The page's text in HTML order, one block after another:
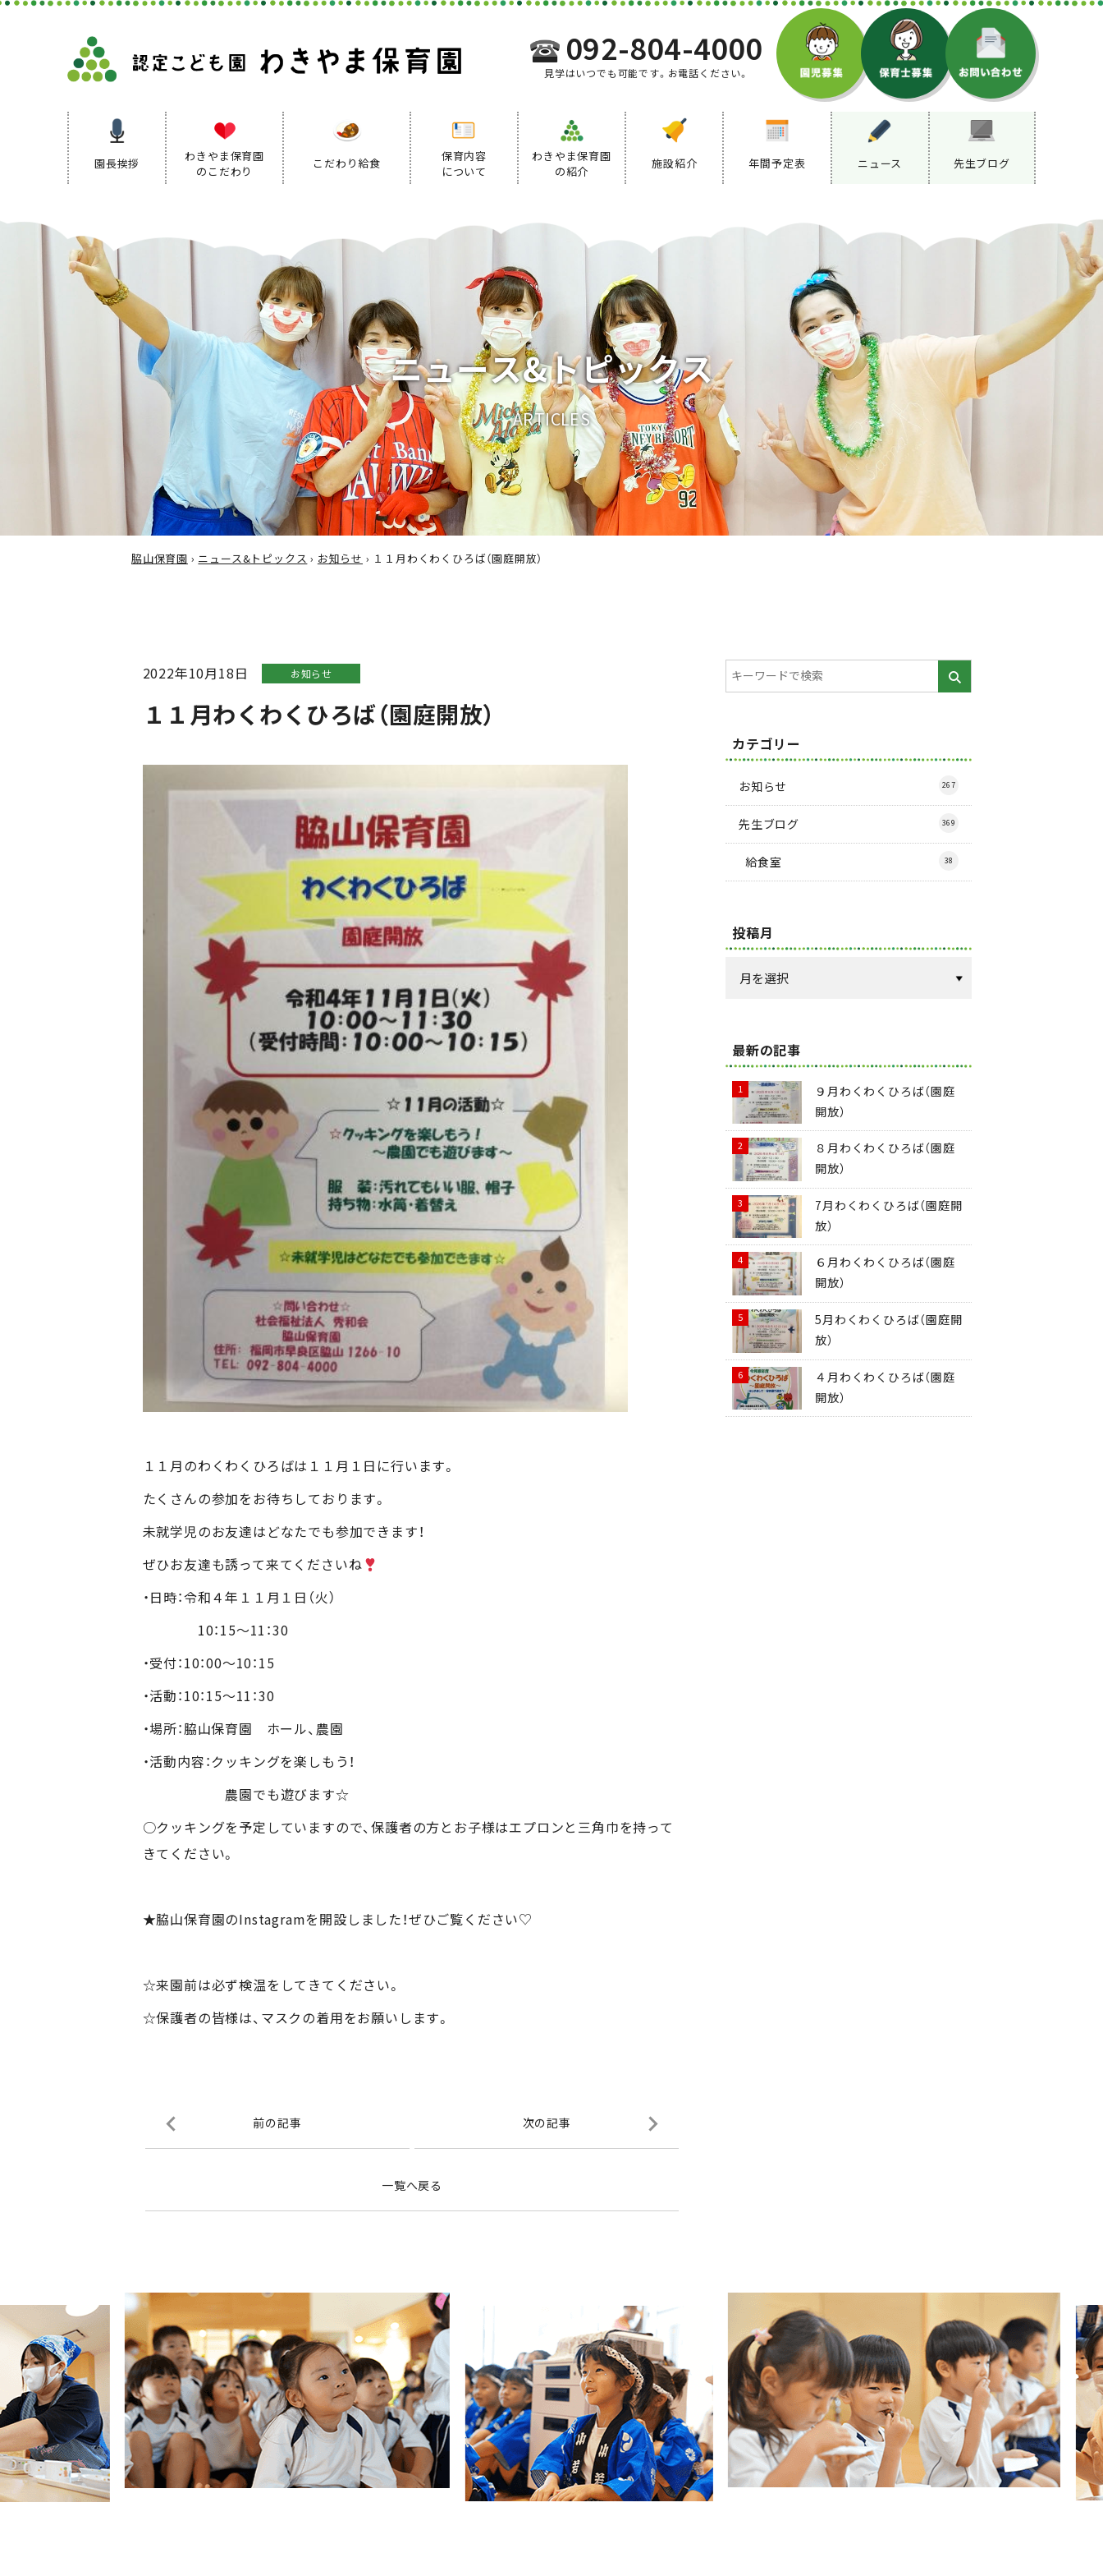
092-804-4000
見学はいつでも可能です。お電話ください。
園長挨拶
わきやま保育園
のこだわり
保育方針
保育の特色
保育方針
こだわり給食
保育内容
について
デイリープログラム
わきやま保育園
の紹介
施設紹介 年間予定表 ニュース 先生ブログ
ニュース&トピックス
ARTICLES
脇山保育園 › ニュース&トピックス › お知らせ › １１月わくわくひろば（園庭開放）
2022年10月18日 お知らせ
１１月わくわくひろば（園庭開放）
１１月のわくわくひろばは１１月１日に行います。
たくさんの参加をお待ちしております。
未就学児のお友達はどなたでも参加できます！
ぜひお友達も誘って来てくださいね
・日時：令和４年１１月１日（火）
10：15～11：30
・受付：10：00～10：15
・活動：10：15～11：30
・場所：脇山保育園 ホール、農園
・活動内容：クッキングを楽しもう！
農園でも遊びます☆
○クッキングを予定していますので、保護者の方とお子様はエプロンと三角巾を持って
きてください。
★脇山保育園のInstagramを開設しました！ぜひご覧ください♡
☆来園前は必ず検温をしてきてください。
☆保護者の皆様は、マスクの着用をお願いします。
前の記事 次の記事
一覧へ戻る
カテゴリー
お知らせ 267
先生ブログ 369
給食室 38
投稿月
最新の記事
９月わくわくひろば（園庭
開放）
８月わくわくひろば（園庭
開放）
7月わくわくひろば（園庭開
放）
６月わくわくひろば（園庭
開放）
5月わくわくひろば（園庭開
放）
４月わくわくひろば（園庭
開放）